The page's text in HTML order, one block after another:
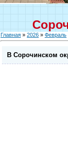
Главная » 2026 » Февраль
В Сорочинском